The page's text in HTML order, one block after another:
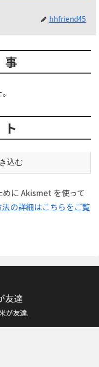
hhfriend45
込む
に Akismet を使って
の詳細はこちらをご覧
友達
が友達.